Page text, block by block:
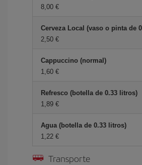
8,00
Cerveza Local (vaso o pinta de
2,50
Cappuccino (normal)
1,60
Refresco (botella de 0.33 litros)
1,89
Agua (botella de 0.33 litros)
1,22
Transporte